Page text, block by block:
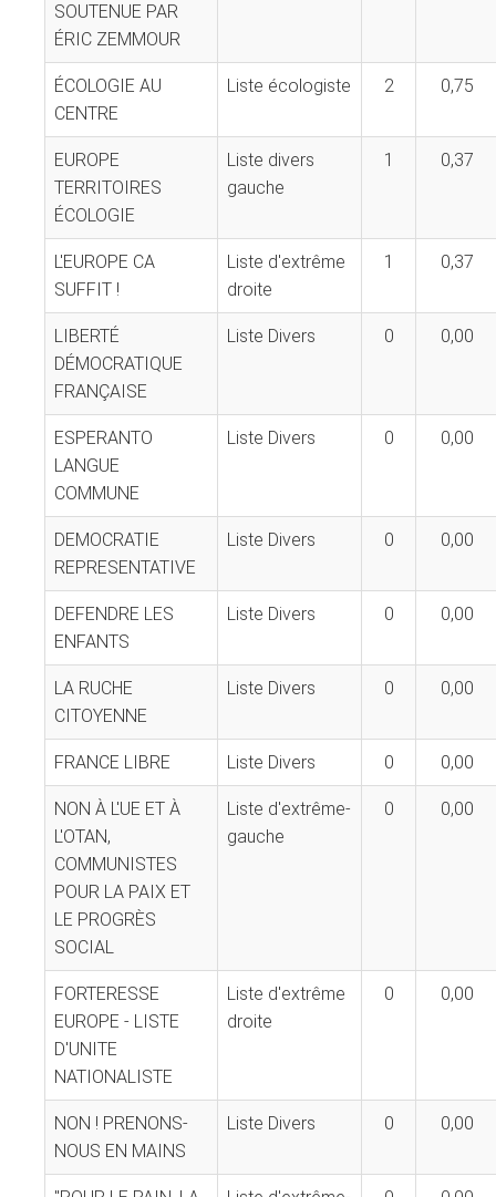
SOUTENUE PAR
ÉRIC ZEMMOUR
ÉCOLOGIE AU
CENTRE
Liste écologiste 2 0,75
EUROPE
TERRITOIRES
ÉCOLOGIE
Liste divers
gauche
1 0,37
L'EUROPE CA
SUFFIT !
Liste d'extrême
droite
1 0,37
LIBERTÉ
DÉMOCRATIQUE
FRANÇAISE
Liste Divers 0 0,00
ESPERANTO
LANGUE
COMMUNE
Liste Divers 0 0,00
DEMOCRATIE
REPRESENTATIVE
Liste Divers 0 0,00
DEFENDRE LES
ENFANTS
Liste Divers 0 0,00
LA RUCHE
CITOYENNE
Liste Divers 0 0,00
FRANCE LIBRE Liste Divers 0 0,00
NON À L'UE ET À
L'OTAN,
COMMUNISTES
POUR LA PAIX ET
LE PROGRÈS
SOCIAL
Liste d'extrême-
gauche
0 0,00
FORTERESSE
EUROPE - LISTE
D'UNITE
NATIONALISTE
Liste d'extrême
droite
0 0,00
NON ! PRENONS-
NOUS EN MAINS
Liste Divers 0 0,00